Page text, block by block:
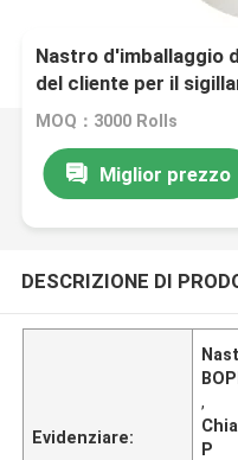
Nastro d'imballaggio
del cliente per il
MOQ：3000 Rolls
Miglior prezzo
DESCRIZIONE DI
Evidenziare:
,
P